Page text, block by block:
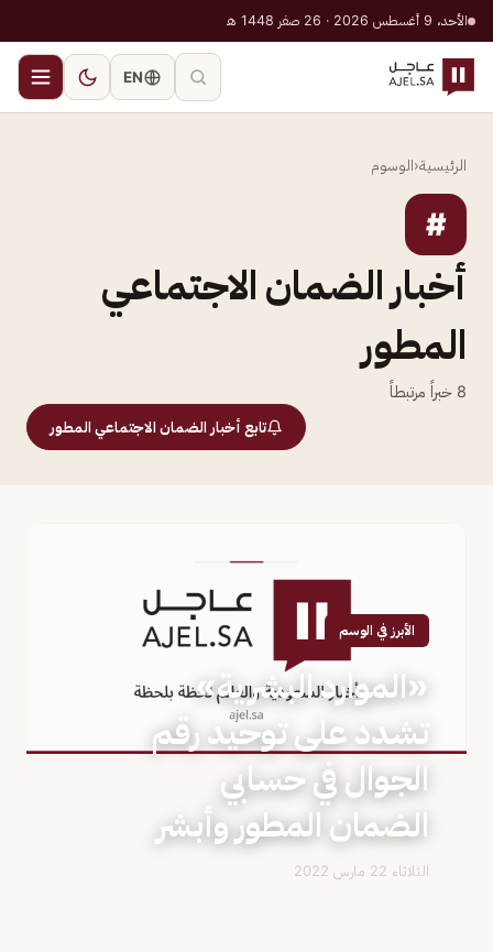
الأحد، 9 أغسطس 2026 · 26 صفر 1448 هـ
EN
الرئيسية‹الوسوم
#
أخبار الضمان الاجتماعي
المطور
8 خبراً مرتبطاً
تابع أخبار الضمان الاجتماعي المطور
الأبرز في الوسم
«الموارد البشرية»
تشدد على توحيد رقم
الجوال في حسابي
الضمان المطور وأبشر
الثلاثاء 22 مارس 2022